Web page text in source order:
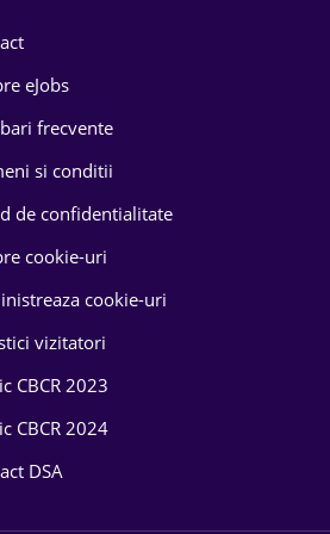
eJobs
frecvente
si conditii
de confidentialitate
cookie-uri
cookie-uri
vizitatori
CBCR 2023
CBCR 2024
DSA